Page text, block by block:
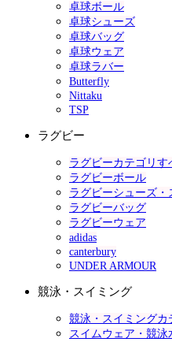
卓球ボール
卓球シューズ
卓球バッグ
卓球ウェア
卓球ラバー
Butterfly
Nittaku
TSP
ラグビー
ラグビーカテゴリす
ラグビーボール
ラグビーシューズ・
ラグビーバッグ
ラグビーウェア
adidas
canterbury
UNDER ARMOUR
競泳・スイミング
競泳・スイミングカ
スイムウェア・競泳